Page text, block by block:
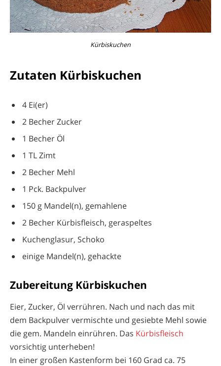
Kürbiskuchen
Zutaten Kürbiskuchen
4 Ei(er)
2 Becher Zucker
1 Becher Öl
1 TL Zimt
2 Becher Mehl
1 Pck. Backpulver
150 g Mandel(n), gemahlene
2 Becher Kürbisfleisch, geraspeltes
Kuchenglasur, Schoko
einige Mandel(n), gehackte
Zubereitung Kürbiskuchen
Eier, Zucker, Öl verrühren. Nach und nach das mit
dem Backpulver vermischte und gesiebte Mehl sowie
die gem. Mandeln einrühren. Das Kürbisfleisch
vorsichtig unterheben!
In einer großen Kastenform bei 160 Grad ca. 75